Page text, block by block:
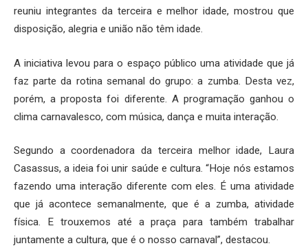
reuniu integrantes da terceira e melhor idade, mostrou que
disposição, alegria e união não têm idade.
A iniciativa levou para o espaço público uma atividade que já
faz parte da rotina semanal do grupo: a zumba. Desta vez,
porém, a proposta foi diferente. A programação ganhou o
clima carnavalesco, com música, dança e muita interação.
Segundo a coordenadora da terceira melhor idade, Laura
Casassus, a ideia foi unir saúde e cultura. “Hoje nós estamos
fazendo uma interação diferente com eles. É uma atividade
que já acontece semanalmente, que é a zumba, atividade
física. E trouxemos até a praça para também trabalhar
juntamente a cultura, que é o nosso carnaval”, destacou.